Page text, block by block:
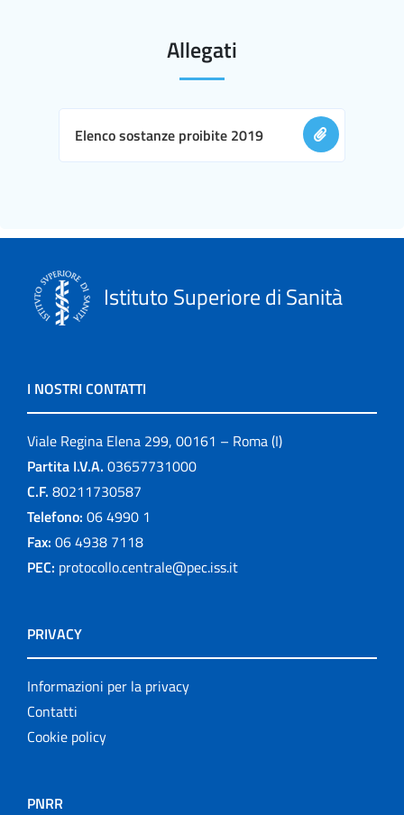
Allegati
Elenco sostanze proibite 2019
Istituto Superiore di Sanità
I NOSTRI CONTATTI
Viale Regina Elena 299, 00161 – Roma (I)
Partita I.V.A. 03657731000
C.F. 80211730587
Telefono: 06 4990 1
Fax: 06 4938 7118
PEC: protocollo.centrale@pec.iss.it
PRIVACY
Informazioni per la privacy
Contatti
Cookie policy
PNRR